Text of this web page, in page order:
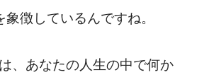
徴しているんですね。
、あなたの人生の中で何か